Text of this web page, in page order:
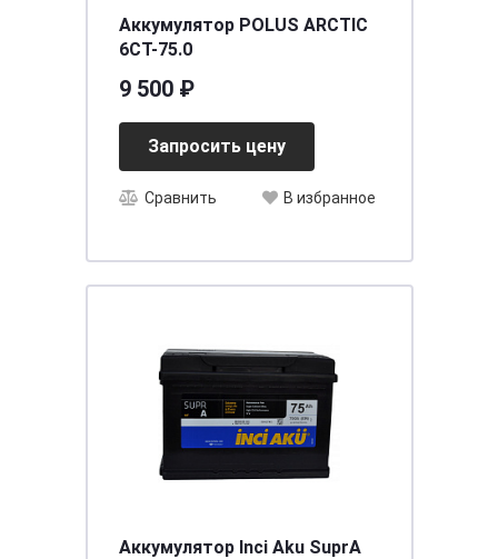
Аккумулятор POLUS ARCTIC
6СТ-75.0
9 500 ₽
Запросить цену
Сравнить В избранное
Аккумулятор Inci Aku SuprA